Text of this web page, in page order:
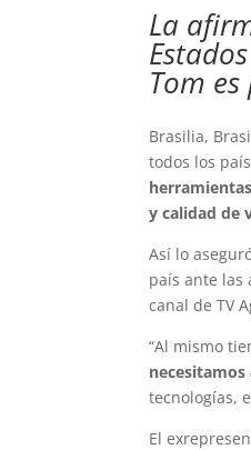
La
Tom
Brasilia,
todos los
y calidad de
Así lo
país ante las
canal de TV
“Al mismo
tecnologías,
El